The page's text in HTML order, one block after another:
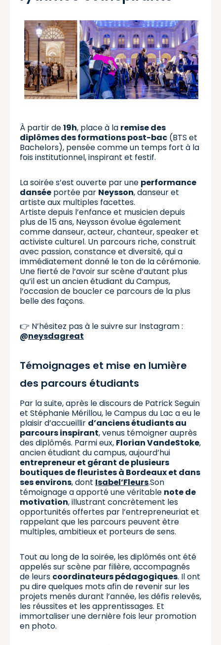
À partir de19h, place à la remise des
diplômes des formations post-bac (BTS et
Bachelors), pensée comme un temps fort à la
fois institutionnel, inspirant et festif.
La soirée s’est ouverte par une performance
dansée portée par Neysson, danseur et
artiste aux multiples facettes.
Artiste depuis l’enfance et musicien depuis
plus de 15 ans, Neysson évolue également
comme danseur, acteur, chanteur, speaker et
activiste culturel. Un parcours riche, construit
avec passion, constance et diversité, qui a
immédiatement donné le ton de la cérémonie.
Une fierté de l’avoir sur scène d’autant plus
qu’il est un ancien étudiant du Campus,
l’occasion de boucler ce parcours de la plus
belle des façons.
👉 N’hésitez pas à le suivre sur Instagram :
@neysdagreat
Témoignages et mise en lumière
des parcours étudiants
Par la suite, après le discours de Patrick Seguin
et Stéphanie Mérillou, le Campus du Lac a eu le
plaisir d’accueillir d’anciens étudiants au
parcours inspirant, venus témoigner auprès
des diplômés. Parmi eux, Florian VandeStoke,
ancien étudiant du campus, aujourd’hui
entrepreneur et gérant de plusieurs
boutiques de fleuristes à Bordeaux et dans
ses environs, dont Isabel’Fleurs.Son
témoignage a apporté une véritable note de
motivation, illustrant concrètement les
opportunités offertes par l’entrepreneuriat et
rappelant que les parcours peuvent être
multiples, ambitieux et porteurs de sens.
Tout au long de la soirée, les diplômés ont été
appelés sur scène par filière, accompagnés
de leurs coordinateurs pédagogiques. Il ont
pu dire quelques mots afin de revenir sur les
projets menés durant l’année, les défis relevés,
les réussites et les apprentissages. Et
immortaliser une dernière fois leur promotion
en photo.